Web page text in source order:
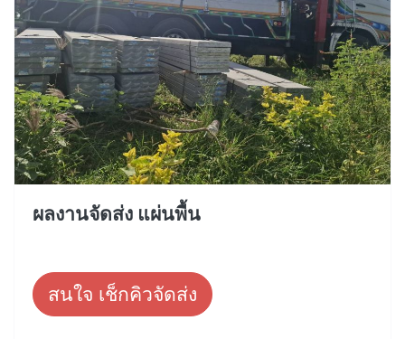
ผลงานจัดส่ง แผ่นพื้น
สนใจ เช็กคิวจัดส่ง